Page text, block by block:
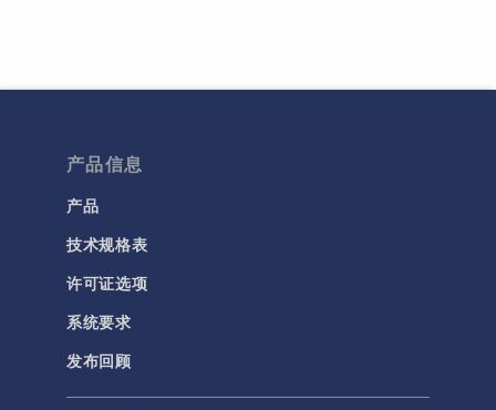
产品信息
产品
技术规格表
许可证选项
系统要求
发布回顾